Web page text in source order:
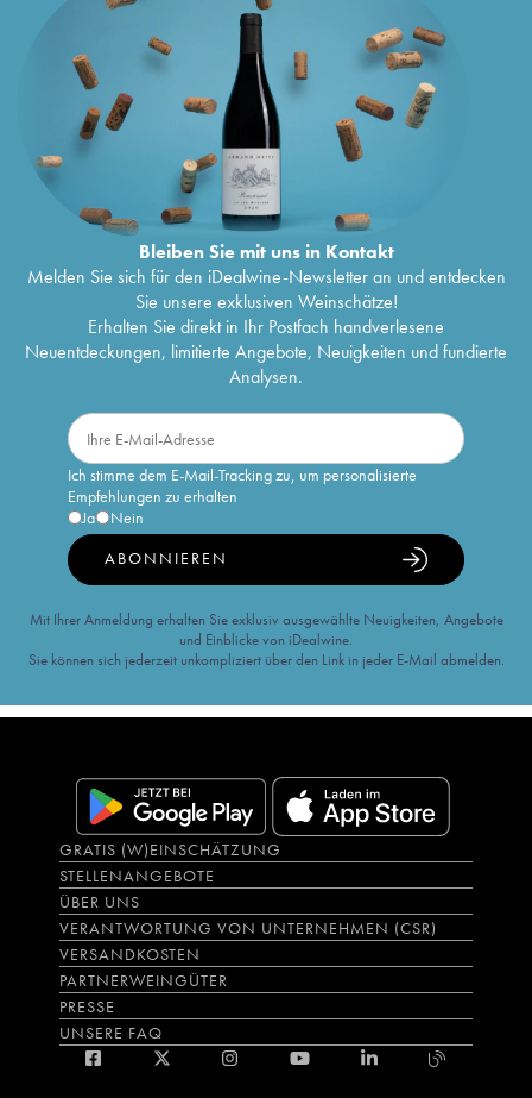
Bleiben Sie mit uns in Kontakt
Melden Sie sich für den iDealwine-Newsletter an und entdecken
Sie unsere exklusiven Weinschätze!
Erhalten Sie direkt in Ihr Postfach handverlesene
Neuentdeckungen, limitierte Angebote, Neuigkeiten und fundierte
Analysen.
Ich stimme dem E-Mail-Tracking zu, um personalisierte
Empfehlungen zu erhalten
Ja
Nein
ABONNIEREN
Mit Ihrer Anmeldung erhalten Sie exklusiv ausgewählte Neuigkeiten, Angebote
und Einblicke von iDealwine.
Sie können sich jederzeit unkompliziert über den Link in jeder E-Mail abmelden.
GRATIS (W)EINSCHÄTZUNG
STELLENANGEBOTE
ÜBER UNS
VERANTWORTUNG VON UNTERNEHMEN (CSR)
VERSANDKOSTEN
PARTNERWEINGÜTER
PRESSE
UNSERE FAQ